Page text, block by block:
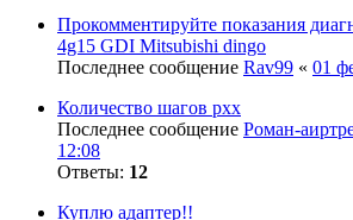
Прокомментируйте показания
4g15 GDI Mitsubishi dingo
Последнее сообщение Rav99 « 01
Количество шагов рхх
Последнее сообщение Роман-
12:08
Ответы: 12
Куплю адаптер!!